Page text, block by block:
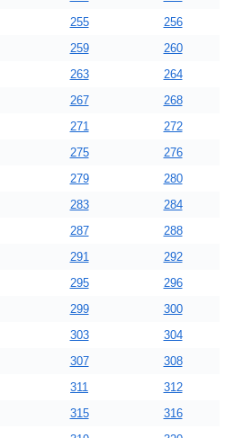
255
256
259
260
263
264
267
268
271
272
275
276
279
280
283
284
287
288
291
292
295
296
299
300
303
304
307
308
311
312
315
316